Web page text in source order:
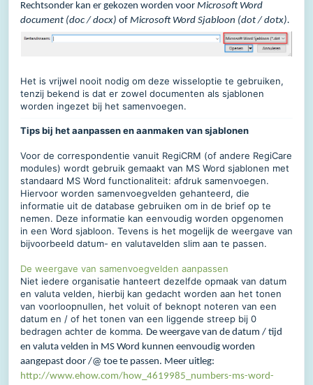
Rechtsonder kan er gekozen worden voor Microsoft Word
document (doc / docx) of Microsoft Word Sjabloon (dot / dotx).
Het is vrijwel nooit nodig om deze wisseloptie te gebruiken,
tenzij bekend is dat er zowel documenten als sjablonen
worden ingezet bij het samenvoegen.
Tips bij het aanpassen en aanmaken van sjablonen
Voor de correspondentie vanuit RegiCRM (of andere RegiCare
modules) wordt gebruik gemaakt van MS Word sjablonen met
standaard MS Word functionaliteit: afdruk samenvoegen.
Hiervoor worden samenvoegvelden gehanteerd, die
informatie uit de database gebruiken om in de brief op te
nemen. Deze informatie kan eenvoudig worden opgenomen
in een Word sjabloon. Tevens is het mogelijk de weergave van
bijvoorbeeld datum- en valutavelden slim aan te passen.
De weergave van samenvoegvelden aanpassen
Niet iedere organisatie hanteert dezelfde opmaak van datum
en valuta velden, hierbij kan gedacht worden aan het tonen
van voorloopnullen, het voluit of beknopt noteren van een
datum en / of het tonen van een liggende streep bij 0
bedragen achter de komma. De weergave van de datum / tijd
en valuta velden in MS Word kunnen eenvoudig worden
aangepast door /@ toe te passen. Meer uitleg:
http://www.ehow.com/how_4619985_numbers-ms-word-